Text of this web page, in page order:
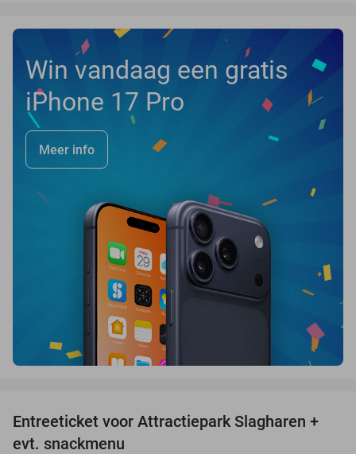
Win vandaag een gratis
iPhone 17 Pro
Meer info
41%
Entreeticket voor Attractiepark Slagharen +
evt. snackmenu